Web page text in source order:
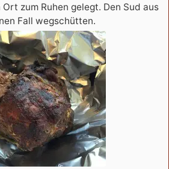
zum Ruhen gelegt. Den Sud aus
Fall wegschütten.